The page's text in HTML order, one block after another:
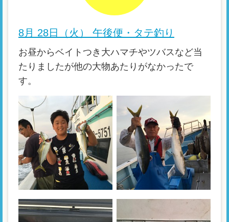
8月 28日（火） 午後便・タテ釣り
お昼からベイトつき大ハマチやツバスなど当
たりましたが他の大物あたりがなかったで
す。